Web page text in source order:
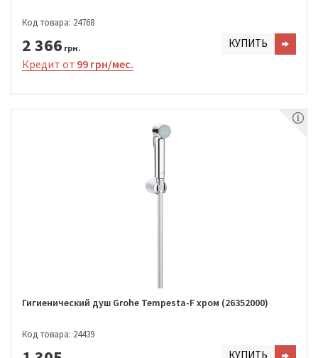
Код товара: 24768
2 366 грн. КУПИТЬ
Кредит от 99 грн/мес.
Гигиенический душ Grohe Tempesta-F хром (26352000)
Код товара: 24439
КУПИТЬ